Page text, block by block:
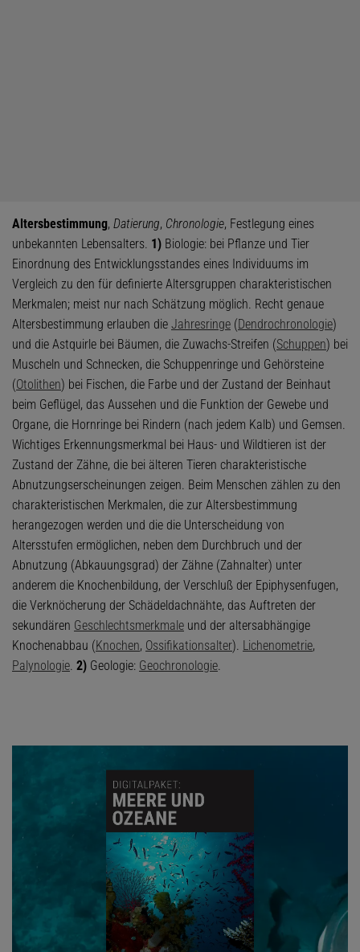
Altersbestimmung, Datierung, Chronologie, Festlegung eines
unbekannten Lebensalters. 1) Biologie: bei Pflanze und Tier
Einordnung des Entwicklungsstandes eines Individuums im
Vergleich zu den für definierte Altersgruppen charakteristischen
Merkmalen; meist nur nach Schätzung möglich. Recht genaue
Altersbestimmung erlauben die Jahresringe (Dendrochronologie)
und die Astquirle bei Bäumen, die Zuwachs-Streifen (Schuppen) bei
Muscheln und Schnecken, die Schuppenringe und Gehörsteine
(Otolithen) bei Fischen, die Farbe und der Zustand der Beinhaut
beim Geflügel, das Aussehen und die Funktion der Gewebe und
Organe, die Hornringe bei Rindern (nach jedem Kalb) und Gemsen.
Wichtiges Erkennungsmerkmal bei Haus- und Wildtieren ist der
Zustand der Zähne, die bei älteren Tieren charakteristische
Abnutzungserscheinungen zeigen. Beim Menschen zählen zu den
charakteristischen Merkmalen, die zur Altersbestimmung
herangezogen werden und die die Unterscheidung von
Altersstufen ermöglichen, neben dem Durchbruch und der
Abnutzung (Abkauungsgrad) der Zähne (Zahnalter) unter
anderem die Knochenbildung, der Verschluß der Epiphysenfugen,
die Verknöcherung der Schädeldachnähte, das Auftreten der
sekundären Geschlechtsmerkmale und der altersabhängige
Knochenabbau (Knochen, Ossifikationsalter). Lichenometrie,
Palynologie. 2) Geologie: Geochronologie.